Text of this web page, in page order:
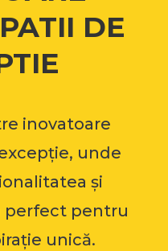
DE
inovatoare
unde
și
perfect pentru
unică.